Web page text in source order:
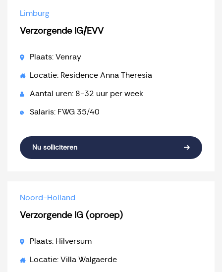
Limburg
Verzorgende IG/EVV
Plaats: Venray
Locatie: Residence Anna Theresia
Aantal uren: 8-32 uur per week
Salaris: FWG 35/40
Nu solliciteren
Noord-Holland
Verzorgende IG (oproep)
Plaats: Hilversum
Locatie: Villa Walgaerde